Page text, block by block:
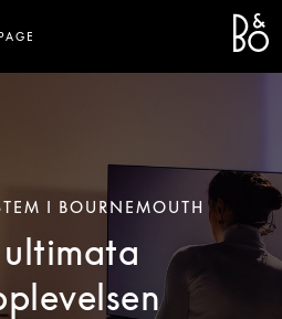
I BOURNEMOUTH
ultimata